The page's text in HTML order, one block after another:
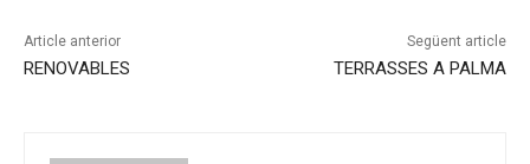
Article anterior
RENOVABLES
Següent article
TERRASSES A PALMA